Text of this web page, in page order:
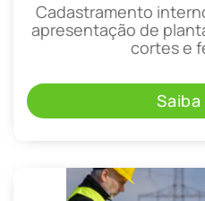
Cadastramento
apresentação de
cortes e